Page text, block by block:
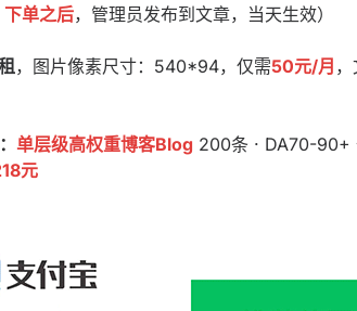
单之后，管理员发布到文章，当天生效）
，图片像素尺寸：540*94，仅需50元/月
单层级高权重博客Blog 200条 · DA70-90+
元